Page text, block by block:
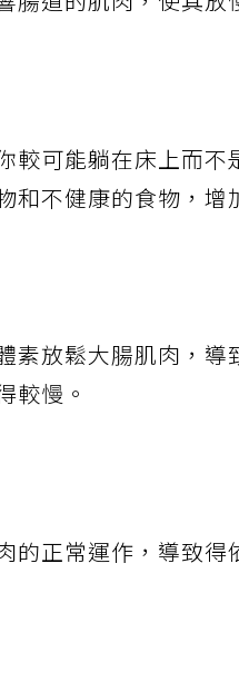
腸道的肌肉，使其放
較可能躺在床上而
和不健康的食物，增
素放鬆大腸肌肉，
較慢。
的正常運作，導致得